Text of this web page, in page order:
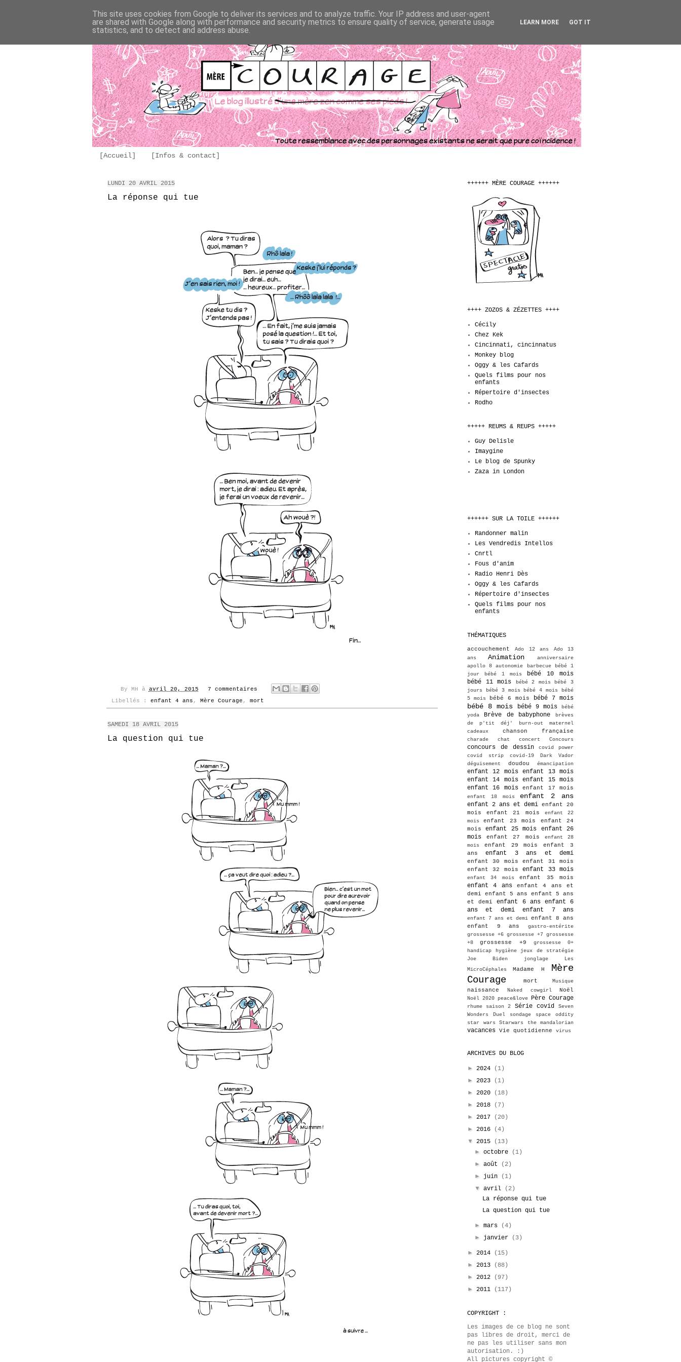
[Accueil] [Infos & contact]
LUNDI 20 AVRIL 2015
La réponse qui tue
By MH à avril 20, 2015
7 commentaires
Libellés : enfant 4 ans , Mère Courage , mort
SAMEDI 18 AVRIL 2015
La question qui tue
++++++ MÈRE COURAGE ++++++
++++ ZOZOS & ZÉZETTES ++++
Cécily
Chez Kek
Cincinnati, cincinnatus
Monkey blog
Oggy & les Cafards
Quels films pour nos
enfants
Répertoire d'insectes
Rodho
+++++ REUMS & REUPS +++++
Guy Delisle
Imaygine
Le blog de Spunky
Zaza in London
++++++ SUR LA TOILE ++++++
Randonner malin
Les Vendredis Intellos
Cnrtl
Fous d'anim
Radio Henri Dès
Oggy & les Cafards
Répertoire d'insectes
Quels films pour nos
enfants
THÉMATIQUES
accouchement Ado 12 ans
Ado 13
ans
Animation
anniversaire
apollo 8
autonomie barbecue
bébé 1
jour
bébé 1 mois
bébé 10 mois
bébé 11 mois
bébé 2 mois
bébé 3
jours
bébé 3 mois bébé 4 mois
bébé
5 mois
bébé 6 mois bébé 7 mois
bébé 8 mois bébé 9 mois
bébé
yoda
Brève de babyphone
brèves
de p'tit déj'
burn-out maternel
cadeaux
chanson française
charade chat concert Concours
concours de dessin
covid power
covid strip
covid-19
Dark Vador
déguisement
doudou émancipation
enfant 12 mois
enfant 13 mois
enfant 14 mois
enfant 15 mois
enfant 16 mois
enfant 17 mois
enfant 18 mois enfant 2 ans
enfant 2 ans et demi enfant 20
mois
enfant 21 mois
enfant 22
mois
enfant 23 mois
enfant 24
mois
enfant 25 mois
enfant 26
mois
enfant 27 mois
enfant 28
mois
enfant 29 mois
enfant 3
ans
enfant 3 ans et demi
enfant 30 mois
enfant 31 mois
enfant 32 mois
enfant 33 mois
enfant 34 mois enfant 35 mois
enfant 4 ans
enfant 4 ans et
demi
enfant 5 ans
enfant 5 ans
et demi
enfant 6 ans enfant 6
ans et demi
enfant 7 ans
enfant 7 ans et demi enfant 8 ans
enfant 9 ans
gastro-entérite
grossesse +6 grossesse +7 grossesse
+8
grossesse +9
grossesse 0+
handicap
hygiène
jeux de stratégie
Joe Biden
jonglage
Les
MicroCéphales
Madame H
Mère
Courage
mort Musique
naissance Naked cowgirl Noël
Noël 2020 peace&love Père Courage
rhume saison 2 Série covid
Seven
Wonders Duel
sondage
space oddity
star wars
Starwars the mandalorian
vacances Vie quotidienne virus
ARCHIVES DU BLOG
► 2024
(1)
► 2023
(1)
► 2020
(18)
► 2018
(7)
► 2017
(20)
► 2016
(4)
▼ 2015
(13)
►octobre
(1)
►août
(2)
► juin
(1)
▼avril
(2)
La réponse qui tue
La question qui tue
►mars
(4)
► janvier (3)
► 2014
(15)
► 2013
(88)
► 2012
(97)
► 2011 (117)
COPYRIGHT :
Les images de ce blog ne sont
pas libres de droit, merci de
ne pas les utiliser sans mon
autorisation. :)
All pictures copyright ©
This site uses cookies from Google to deliver its services and to analyze traffic. Your IP address and user-agent
are shared with Google along with performance and security metrics to ensure quality of service, generate usage
statistics, and to detect and address abuse.
LEARN MORE GOT IT